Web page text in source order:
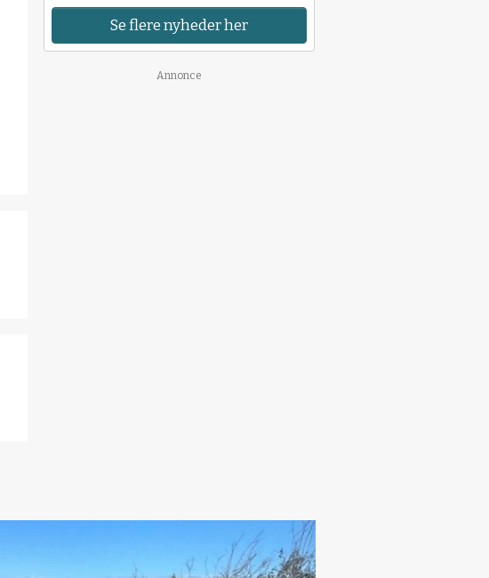
Se flere nyheder her
Annonce